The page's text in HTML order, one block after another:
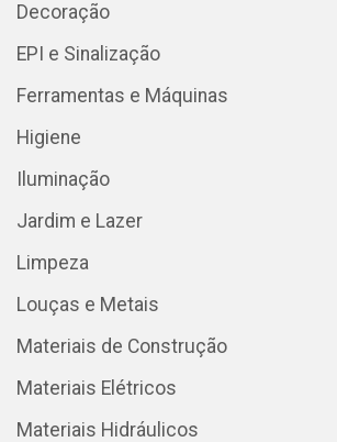
Decoração
EPI e Sinalização
Ferramentas e Máquinas
Higiene
Iluminação
Jardim e Lazer
Limpeza
Louças e Metais
Materiais de Construção
Materiais Elétricos
Materiais Hidráulicos